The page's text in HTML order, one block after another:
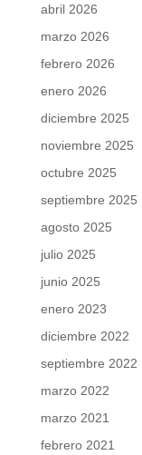
abril 2026
marzo 2026
febrero 2026
enero 2026
diciembre 2025
noviembre 2025
octubre 2025
septiembre 2025
agosto 2025
julio 2025
junio 2025
enero 2023
diciembre 2022
septiembre 2022
marzo 2022
marzo 2021
febrero 2021